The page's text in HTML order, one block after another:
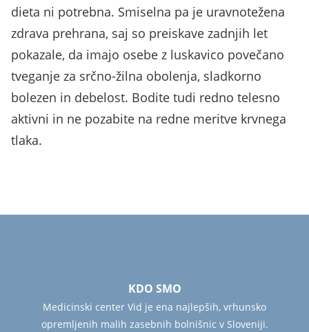
dieta ni potrebna. Smiselna pa je uravnotežena
zdrava prehrana, saj so preiskave zadnjih let
pokazale, da imajo osebe z luskavico povečano
tveganje za srčno-žilna obolenja, sladkorno
bolezen in debelost. Bodite tudi redno telesno
aktivni in ne pozabite na redne meritve krvnega
tlaka.
KDO SMO
Medicinski center Vid je ena najlepših, vrhunsko
opremljenih malih zasebnih bolnišnic v Sloveniji.